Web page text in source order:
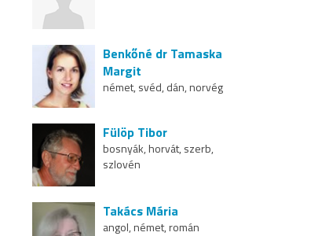
Benkőné dr Tamaska
Margit
német, svéd, dán, norvég
Fülöp Tibor
bosnyák, horvát, szerb,
szlovén
Takács Mária
angol, német, román